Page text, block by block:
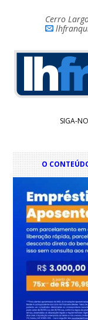
Cerro
SIGA-
O